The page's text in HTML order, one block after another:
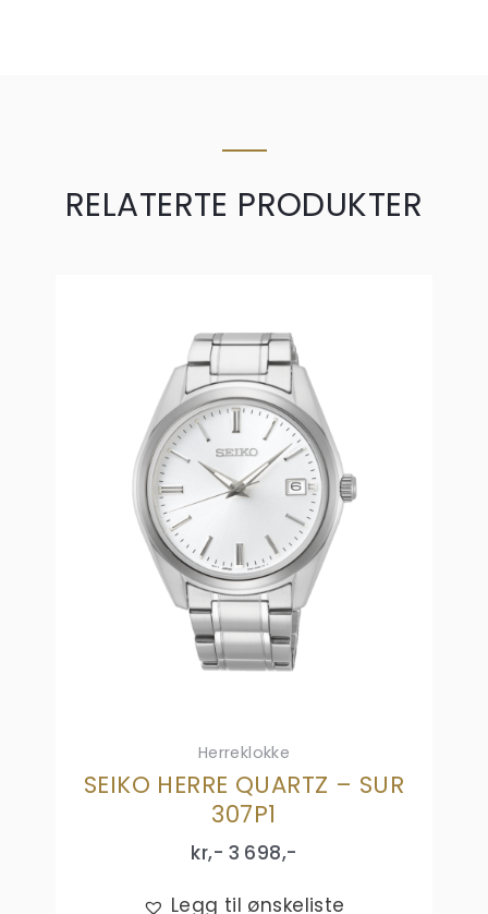
RELATERTE PRODUKTER
Herreklokke
SEIKO HERRE QUARTZ – SUR
307P1
kr,- 3 698,-
Legg til ønskeliste